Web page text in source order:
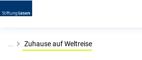
... Zuhause auf Weltreise